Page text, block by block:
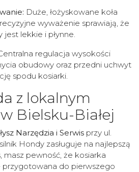
Duże, łożyskowane koła
wyważenie sprawiają, że
lekkie i płynne.
regulacja wysokości
obudowy oraz przedni uchwyt
spodu kosiarki.
z lokalnym
Bielsku-Białej
Narzędzia i Serwis przy ul.
Hondy zasługuje na najlepszą
masz pewność, że kosiarka
przygotowana do pierwszego